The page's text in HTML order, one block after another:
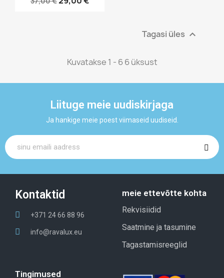
Tagasi üles 
Kuvatakse 1 - 6 6 üksust
Liituge meie uudiskirjaga
Ja hankige meie poest viimaseid uudiseid.
Kontaktid
+371 24 66 88 96
info@ravalux.eu
meie ettevõtte kohta
Rekvisiidid
Saatmine ja tasumine
Tagastamisreeglid
Tingimused